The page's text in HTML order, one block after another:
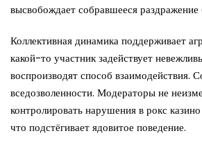
высвобождает собравшееся раздражение
Коллективная динамика поддерживает
какой-то участник задействует
воспроизводят способ взаимодействия.
вседозволенности. Модераторы не
контролировать нарушения в рокс
что подстёгивает ядовитое поведение.